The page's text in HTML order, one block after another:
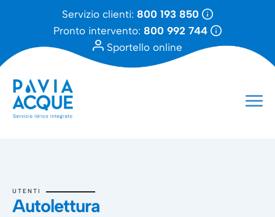
Servizio clienti: 800 193 850
Pronto intervento: 800 992 744
Sportello online
UTENTI
Autolettura